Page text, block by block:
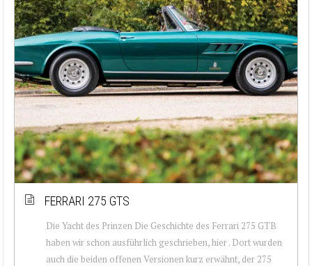
FERRARI 275 GTS
Die Yacht des Prinzen Die Geschichte des Ferrari 275 GTB
haben wir schon ausführlich geschrieben, hier . Dort wurden
auch die beiden offenen Versionen kurz erwähnt, der 275